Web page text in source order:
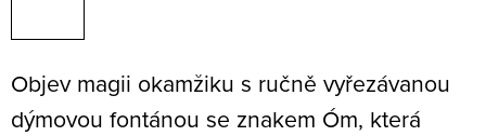
Objev magii okamžiku s ručně vyřezávanou
dýmovou fontánou se znakem Óm, která